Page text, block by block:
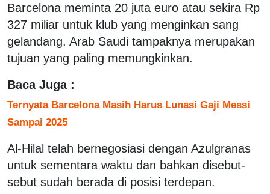
Barcelona meminta 20 juta euro atau sekira Rp
327 miliar untuk klub yang menginkan sang
gelandang. Arab Saudi tampaknya merupakan
tujuan yang paling memungkinkan.
Baca Juga :
Ternyata Barcelona Masih Harus Lunasi Gaji Messi
Sampai 2025
Al-Hilal telah bernegosiasi dengan Azulgranas
untuk sementara waktu dan bahkan disebut-
sebut sudah berada di posisi terdepan.